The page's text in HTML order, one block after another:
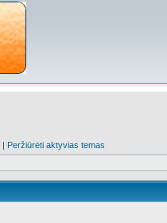
| Peržiūrėti aktyvias temas